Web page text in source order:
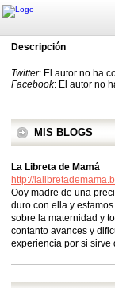
Descripción
Twitter: El autor no ha
Facebook: El autor no
MIS BLOGS
La Libreta de Mamá
http://
Ooy madre de una
duro con ella y
sobre la maternidad y
contanto avances y
experiencia por si sirve